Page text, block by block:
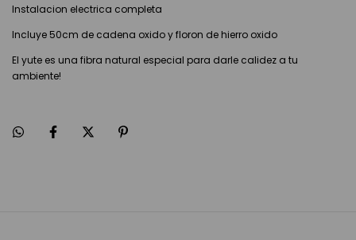
Instalacion electrica completa
Incluye 50cm de cadena oxido y floron de hierro oxido
El yute es una fibra natural especial para darle calidez a tu
ambiente!